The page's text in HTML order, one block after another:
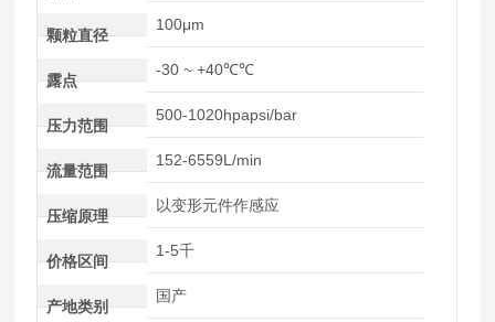
颗粒直径
100μm
露点
-30 ~ +40℃℃
压力范围
500-1020hpapsi/bar
流量范围
152-6559L/min
压缩原理
以变形元件作感应
价格区间
1-5千
产地类别
国产